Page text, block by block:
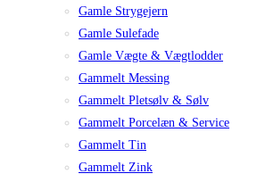
Gamle Strygejern
Gamle Sulefade
Gamle Vægte & Vægtlodder
Gammelt Messing
Gammelt Pletsølv & Sølv
Gammelt Porcelæn & Service
Gammelt Tin
Gammelt Zink